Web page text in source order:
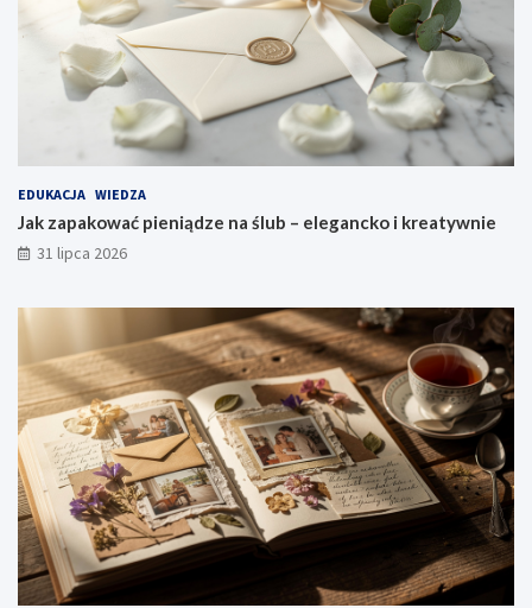
EDUKACJA WIEDZA
Jak zapakować pieniądze na ślub – elegancko i kreatywnie
31 lipca 2026